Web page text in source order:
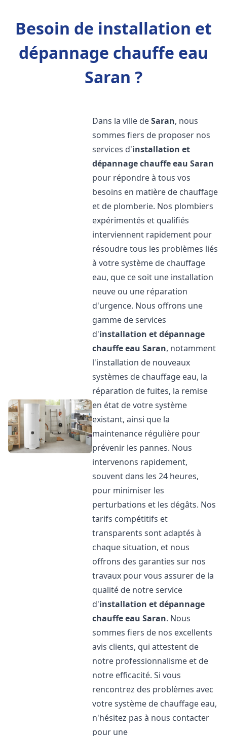
Besoin de installation et
dépannage chauffe eau
Saran ?
Dans la ville deSaran, nous
sommes fiers de proposer nos
services d'installation et
dépannage chauffe eau Saran
pour répondre à tous vos
besoins en matière de chauffage
et de plomberie. Nos plombiers
expérimentés et qualifiés
interviennent rapidement pour
résoudre tous les problèmes liés
à votre système de chauffage
eau, que ce soit une installation
neuve ou une réparation
d'urgence. Nous offrons une
gamme de services
d'installation et dépannage
chauffe eau Saran, notamment
l'installation de nouveaux
systèmes de chauffage eau, la
réparation de fuites, la remise
en état de votre système
existant, ainsi que la
maintenance régulière pour
prévenir les pannes. Nous
intervenons rapidement,
souvent dans les 24 heures,
pour minimiser les
perturbations et les dégâts. Nos
tarifs compétitifs et
transparents sont adaptés à
chaque situation, et nous
offrons des garanties sur nos
travaux pour vous assurer de la
qualité de notre service
d'installation et dépannage
chauffe eau Saran. Nous
sommes fiers de nos excellents
avis clients, qui attestent de
notre professionnalisme et de
notre efficacité. Si vous
rencontrez des problèmes avec
votre système de chauffage eau,
n'hésitez pas à nous contacter
pour une